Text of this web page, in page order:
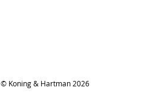
© Koning & Hartman 2026